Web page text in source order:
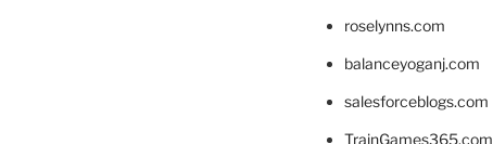
roselynns.com
balanceyoganj.com
salesforceblogs.com
TrainGames365.com